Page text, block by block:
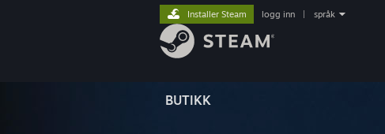
BUTIKK
Installer Steam logg inn språk